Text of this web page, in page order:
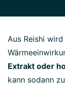
Aus Reishi
Extrakt oder
kann sodann